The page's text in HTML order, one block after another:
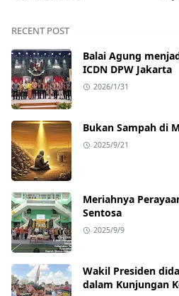
RECENT POST
Balai Agung
ICDN DPW Jakarta
2026/1/31
Bukan Sampah di
2025/9/21
Meriahnya
Sentosa
2025/9/9
Wakil Presiden
dalam Kunjungan